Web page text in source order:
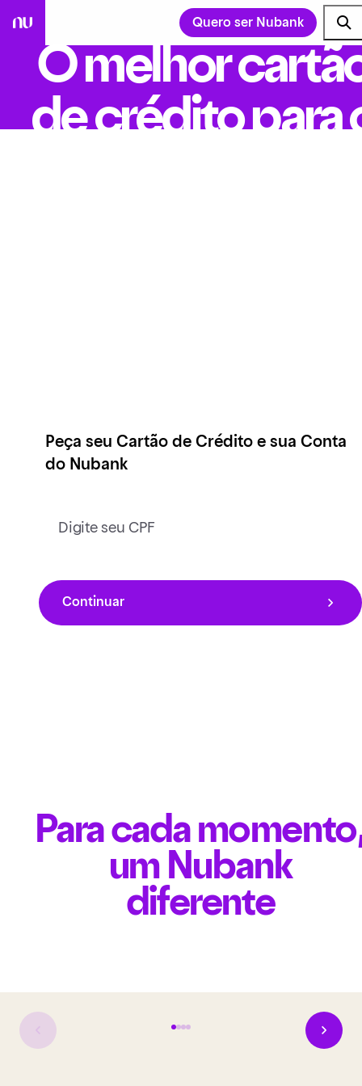
Quero ser Nubank
Peça seu Cartão de Crédito e sua Conta
do Nubank
Digite seu CPF
Continuar
Para cada
um Nubank
diferente
O melhor
de crédito para